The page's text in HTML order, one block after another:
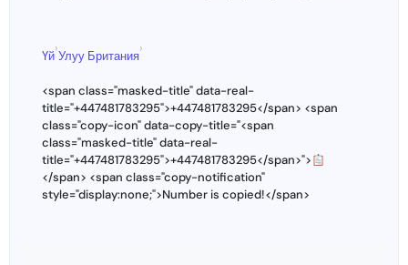
Үй
›
Улуу Британия
›
<span class="masked-title" data-real-
title="+447481783295">+447481783295</span> <span
class="copy-icon" data-copy-title="<span
class="masked-title" data-real-
title="+447481783295">+447481783295</span>">
</span> <span class="copy-notification"
style="display:none;">Number is copied!</span>